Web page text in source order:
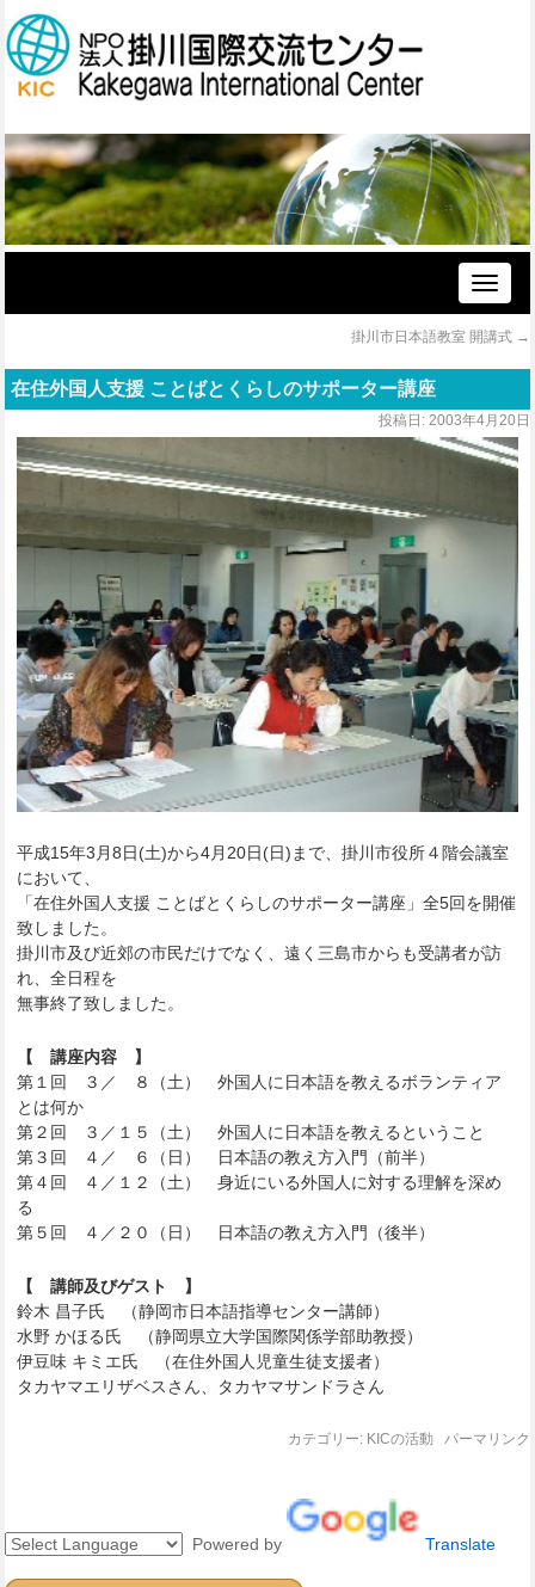
Toggle
掛川市日本語教室 開講式 →
在住外国人支援 ことばとくらしのサポーター講座
投稿日: 2003年4月20日
平成15年3月8日(土)から4月20日(日)まで、掛川市役所４階会議室
において、
「在住外国人支援 ことばとくらしのサポーター講座」全5回を開催
致しました。
掛川市及び近郊の市民だけでなく、遠く三島市からも受講者が訪
れ、全日程を
無事終了致しました。
【 講座内容 】
第１回 ３／ ８（土） 外国人に日本語を教えるボランティア
とは何か
第２回 ３／１５（土） 外国人に日本語を教えるということ
第３回 ４／ ６（日） 日本語の教え方入門（前半）
第４回 ４／１２（土） 身近にいる外国人に対する理解を深め
る
第５回 ４／２０（日） 日本語の教え方入門（後半）
【 講師及びゲスト 】
鈴木 昌子氏 （静岡市日本語指導センター講師）
水野 かほる氏 （静岡県立大学国際関係学部助教授）
伊豆味 キミエ氏 （在住外国人児童生徒支援者）
タカヤマエリザベスさん、タカヤマサンドラさん
カテゴリー: KICの活動 パーマリンク
Powered by Translate